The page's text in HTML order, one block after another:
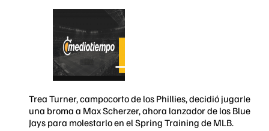
Trea Turner, campocorto de los Phillies, decidió jugarle
una broma a Max Scherzer, ahora lanzador de los Blue
Jays para molestarlo en el Spring Training de MLB.